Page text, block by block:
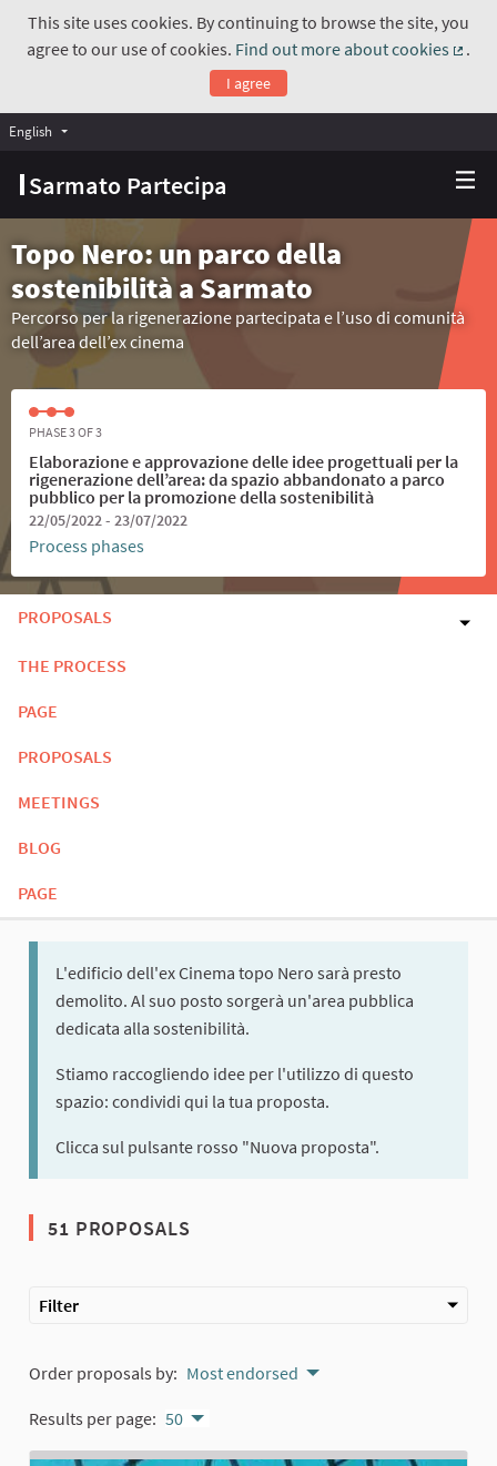
This site uses cookies. By continuing to browse the site, you
agree to our use of cookies. Find out more about cookies
.
I agree
Sarmato Partecipa
English Choose language
Topo Nero: un parco della
sostenibilità a Sarmato
Percorso per la rigenerazione partecipata e l’uso di comunità
dell’area dell’ex cinema
PHASE 3 OF 3
Elaborazione e approvazione delle idee progettuali per la
rigenerazione dell’area: da spazio abbandonato a parco
pubblico per la promozione della sostenibilità
22/05/2022 - 23/07/2022
Process phases
PROPOSALS
THE PROCESS
PAGE
PROPOSALS
MEETINGS
BLOG
PAGE
L'edificio dell'ex Cinema topo Nero sarà presto
demolito. Al suo posto sorgerà un'area pubblica
dedicata alla sostenibilità.
Stiamo raccogliendo idee per l'utilizzo di questo
spazio: condividi qui la tua proposta.
Clicca sul pulsante rosso "Nuova proposta".
51 PROPOSALS
Filter
Order proposals by: Most endorsed
Results per page: 50